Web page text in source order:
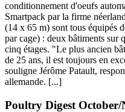
conditionnement d'oeufs
Smartpack par la firme
(14 x 65 m) sont tous équipés
par cage) : deux bâtiments sur
cinq étages. "Le plus ancien
de 25 ans, il est toujours en
souligne Jérôme Patault,
allemande. [...]
Poultry Digest October/